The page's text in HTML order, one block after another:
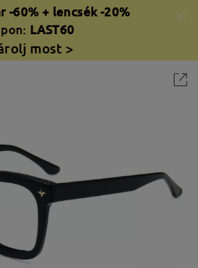
-60% + lencsék -20%
LAST60
most >